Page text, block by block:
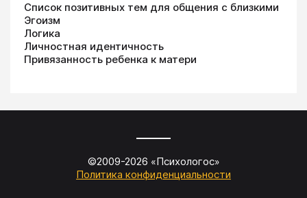
Список позитивных тем для общения с близкими
Эгоизм
Логика
Личностная идентичность
Привязанность ребенка к матери
©2009-2026 «Психологос»
Политика конфиденциальности